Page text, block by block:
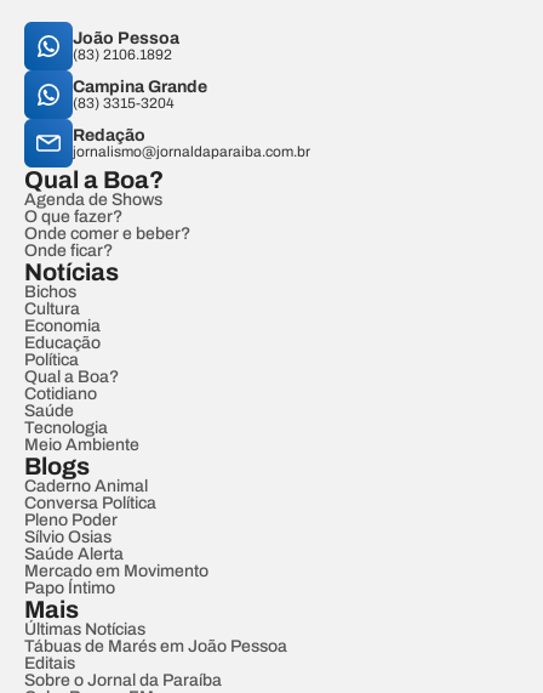
João Pessoa
(83) 2106.1892
Campina Grande
(83) 3315-3204
Redação
jornalismo@jornaldaparaiba.com.br
Qual a Boa?
Agenda de Shows
O que fazer?
Onde comer e beber?
Onde ficar?
Notícias
Bichos
Cultura
Economia
Educação
Política
Qual a Boa?
Cotidiano
Saúde
Tecnologia
Meio Ambiente
Blogs
Caderno Animal
Conversa Política
Pleno Poder
Sílvio Osias
Saúde Alerta
Mercado em Movimento
Papo Íntimo
Mais
Últimas Notícias
Tábuas de Marés em João Pessoa
Editais
Sobre o Jornal da Paraíba